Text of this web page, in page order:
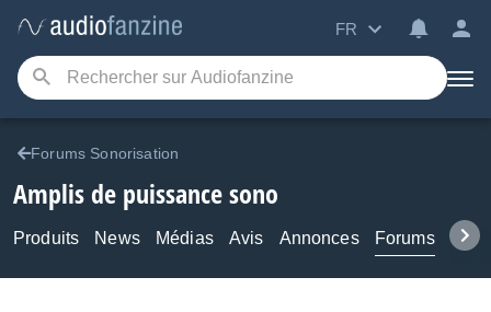
FR
Forums Sonorisation
Amplis de puissance sono
Produits News Médias Avis Annonces Forums